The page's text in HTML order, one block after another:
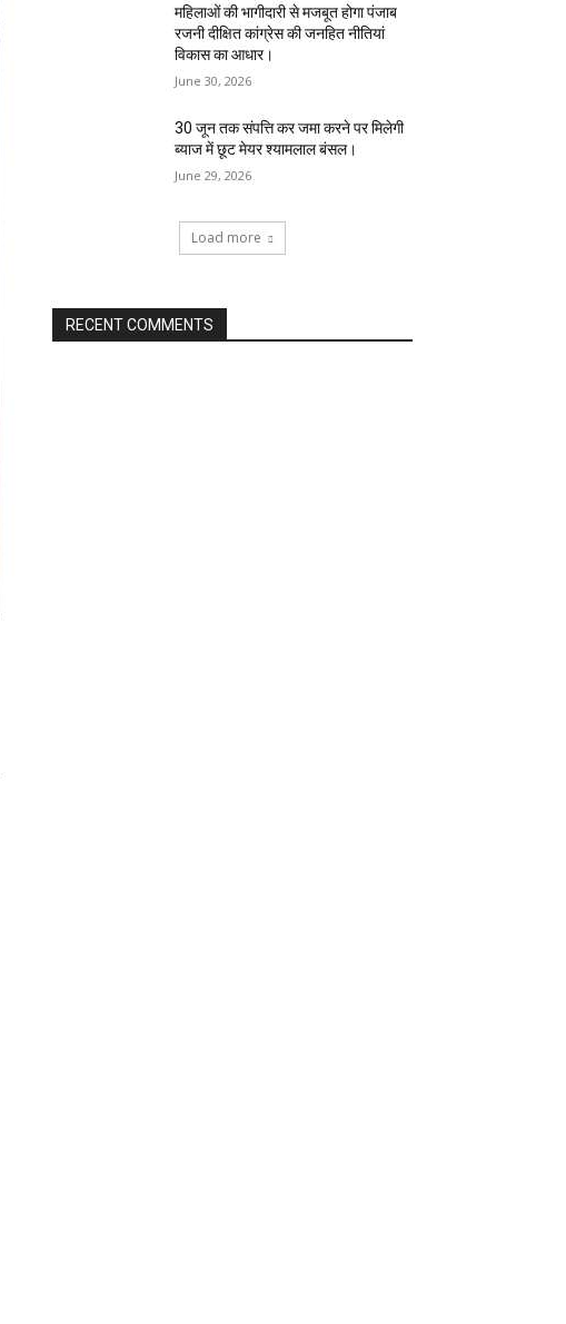
महिलाओं की भागीदारी से मजबूत होगा पंजाब
रजनी दीक्षित कांग्रेस की जनहित नीतियां
विकास का आधार।
June 30, 2026
30 जून तक संपत्ति कर जमा करने पर मिलेगी
ब्याज में छूट मेयर श्यामलाल बंसल।
June 29, 2026
Load more
RECENT COMMENTS